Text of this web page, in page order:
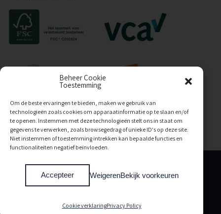
Beheer Cookie
Toestemming
Om de beste ervaringen te bieden, maken we gebruik van
technologieën zoals cookies om apparaatinformatie op te slaan en/of
te openen. Instemmen met deze technologieën stelt ons in staat om
gegevens te verwerken, zoals browsegedrag of unieke ID's op deze site.
Niet instemmen of toestemming intrekken kan bepaalde functies en
functionaliteiten negatief beïnvloeden.
Accepteer WeigerenBekijk voorkeuren
Cookie verklaringPrivacy Policy
Privacy policy